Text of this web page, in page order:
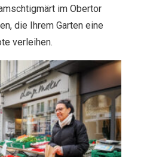
im Obertor
die Ihrem Garten eine
verleihen.